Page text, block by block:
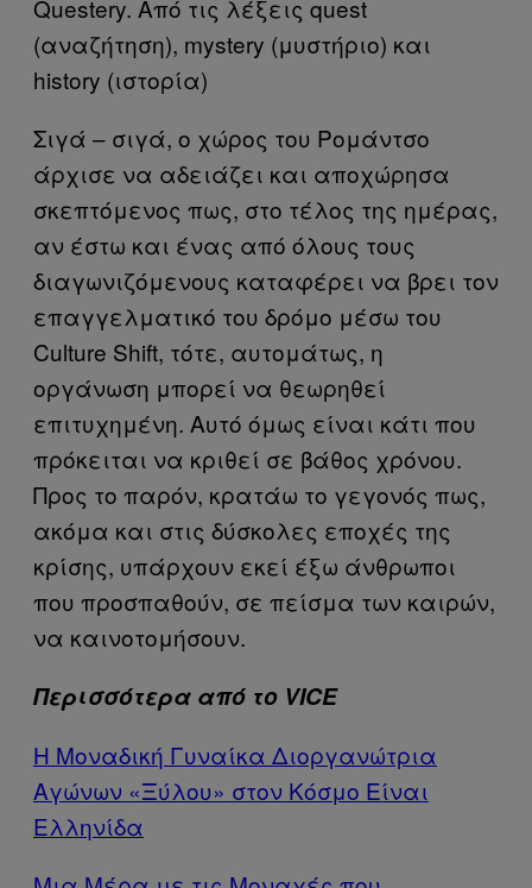
Questery. Από τις λέξεις quest
(αναζήτηση), mystery (μυστήριο) και
history (ιστορία)
Σιγά – σιγά, ο χώρος του Ρομάντσο
άρχισε να αδειάζει και αποχώρησα
σκεπτόμενος πως, στο τέλος της ημέρας,
αν έστω και ένας από όλους τους
διαγωνιζόμενους καταφέρει να βρει τον
επαγγελματικό του δρόμο μέσω του
Culture Shift, τότε, αυτομάτως, η
οργάνωση μπορεί να θεωρηθεί
επιτυχημένη. Αυτό όμως είναι κάτι που
πρόκειται να κριθεί σε βάθος χρόνου.
Προς το παρόν, κρατάω το γεγονός πως,
ακόμα και στις δύσκολες εποχές της
κρίσης, υπάρχουν εκεί έξω άνθρωποι
που προσπαθούν, σε πείσμα των καιρών,
να καινοτομήσουν.
Περισσότερα από το VICE
Η Μοναδική Γυναίκα Διοργανώτρια
Αγώνων «Ξύλου» στον Κόσμο Είναι
Ελληνίδα